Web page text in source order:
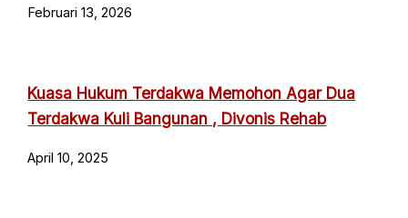
Februari 13, 2026
Kuasa Hukum Terdakwa Memohon Agar Dua
Terdakwa Kuli Bangunan , Divonis Rehab
April 10, 2025